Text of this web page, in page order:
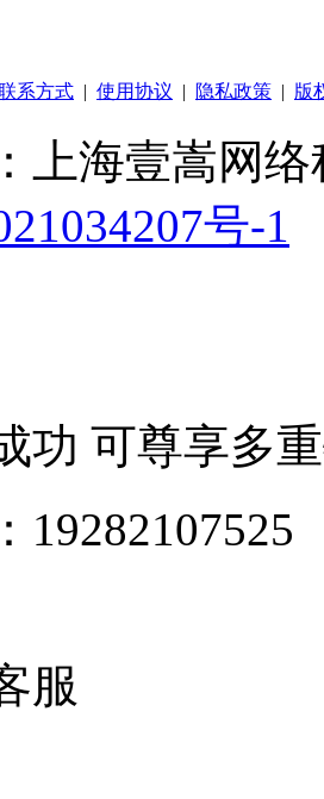
系方式 | 使用协议 | 隐私政策 | 版
上海壹嵩网
号-1
功 可尊享多
19282107525
服